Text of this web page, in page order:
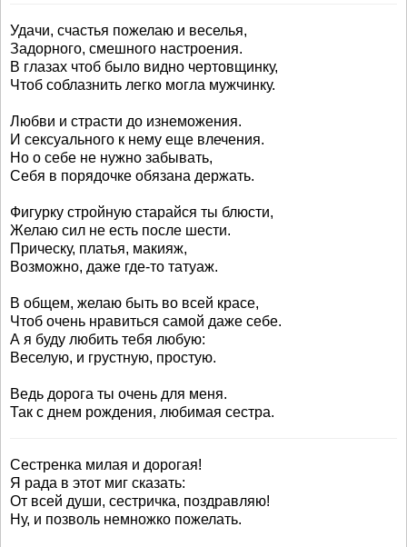
Удачи, счастья пожелаю и веселья,
Задорного, смешного настроения.
В глазах чтоб было видно чертовщинку,
Чтоб соблазнить легко могла мужчинку.
Любви и страсти до изнеможения.
И сексуального к нему еще влечения.
Но о себе не нужно забывать,
Себя в порядочке обязана держать.
Фигурку стройную старайся ты блюсти,
Желаю сил не есть после шести.
Прическу, платья, макияж,
Возможно, даже где-то татуаж.
В общем, желаю быть во всей красе,
Чтоб очень нравиться самой даже себе.
А я буду любить тебя любую:
Веселую, и грустную, простую.
Ведь дорога ты очень для меня.
Так с днем рождения, любимая сестра.
Сестренка милая и дорогая!
Я рада в этот миг сказать:
От всей души, сестричка, поздравляю!
Ну, и позволь немножко пожелать.